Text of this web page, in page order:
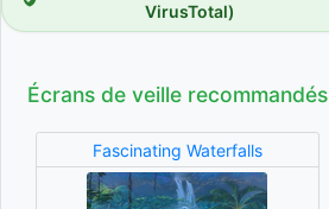
VirusTotal)
Écrans de veille recommandés
Fascinating Waterfalls